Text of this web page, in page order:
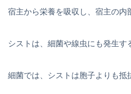
宿主から栄養を吸収し、宿主の内
シストは、細菌や線虫にも発生す
細菌では、シストは胞子よりも抵